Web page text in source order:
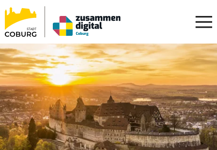
INHALT ANSPRINGEN
Stadt
Coburg